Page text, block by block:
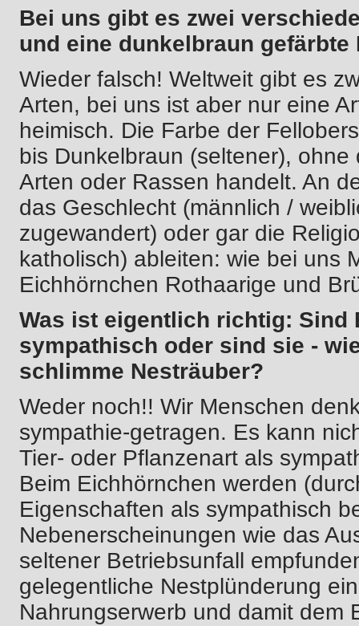
Bei uns gibt es zwei
und eine dunkelbraun gefärbte
Wieder falsch! Weltweit gibt es
Arten, bei uns ist aber nur eine
heimisch. Die Farbe der
bis Dunkelbraun (seltener),
Arten oder Rassen handelt. An
das Geschlecht (männlich /
zugewandert) oder gar die
katholisch) ableiten: wie bei uns
Eichhörnchen Rothaarige und
Was ist eigentlich richtig:
sympathisch oder sind sie -
schlimme Nesträuber?
Weder noch!! Wir Menschen
sympathie-getragen. Es kann
Tier- oder Pflanzenart als
Beim Eichhörnchen werden
Eigenschaften als sympathisch
Nebenerscheinungen wie das
seltener Betriebsunfall
gelegentliche Nestplünderung
Nahrungserwerb und damit dem